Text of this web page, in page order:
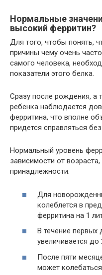
Нормальные
высокий ферритин?
Для того, чтобы понять,
причины чему очень
самого человека,
показатели этого белка.
Сразу после рождения, а
ребенка наблюдается
ферритина, что вполне
придется справляться
Нормальный уровень
зависимости от
принадлежности:
Для
колеблется в
ферритина на 1
В течение первых
увеличивается
После пяти
может